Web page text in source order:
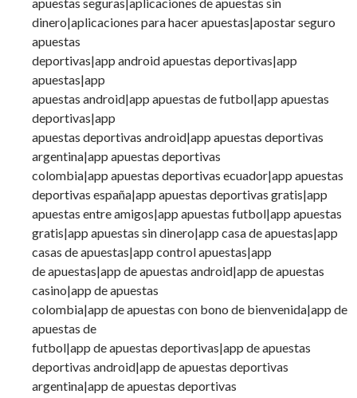
dinero|aplicaciones para hacer apuestas|apostar seguro
apuestas
deportivas|app android apuestas deportivas|app
apuestas|app
apuestas android|app apuestas de futbol|app apuestas
deportivas|app
apuestas deportivas android|app apuestas deportivas
argentina|app apuestas deportivas
colombia|app apuestas deportivas ecuador|app apuestas
deportivas españa|app apuestas deportivas gratis|app
apuestas entre amigos|app apuestas futbol|app apuestas
gratis|app apuestas sin dinero|app casa de apuestas|app
casas de apuestas|app control apuestas|app
de apuestas|app de apuestas android|app de apuestas
casino|app de apuestas
colombia|app de apuestas con bono de bienvenida|app de
apuestas de
futbol|app de apuestas deportivas|app de apuestas
deportivas android|app de apuestas deportivas
argentina|app de apuestas deportivas